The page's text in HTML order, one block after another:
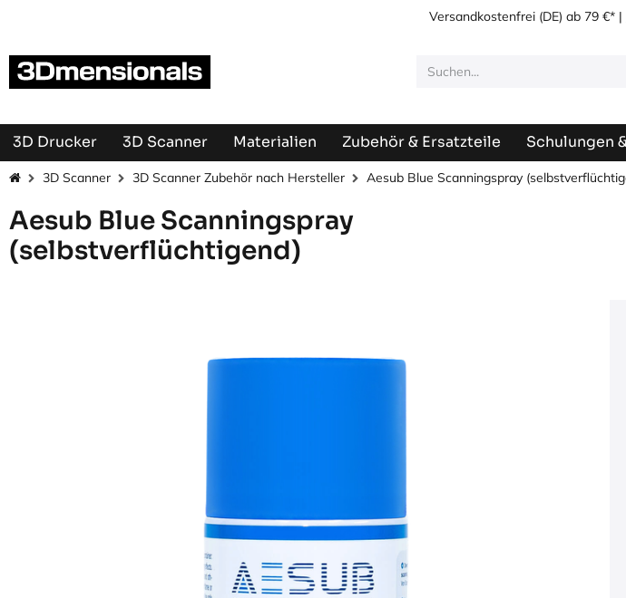
Versandkostenfrei (DE) ab 79 €* |
3D Drucker 3D Scanner Materialien Zubehör & Ersatzteile Schulungen
3D Scanner 3D Scanner Zubehör nach Hersteller Aesub Blue Scanningspray
Aesub Blue Scanningspray
(selbstverflüchtigend)